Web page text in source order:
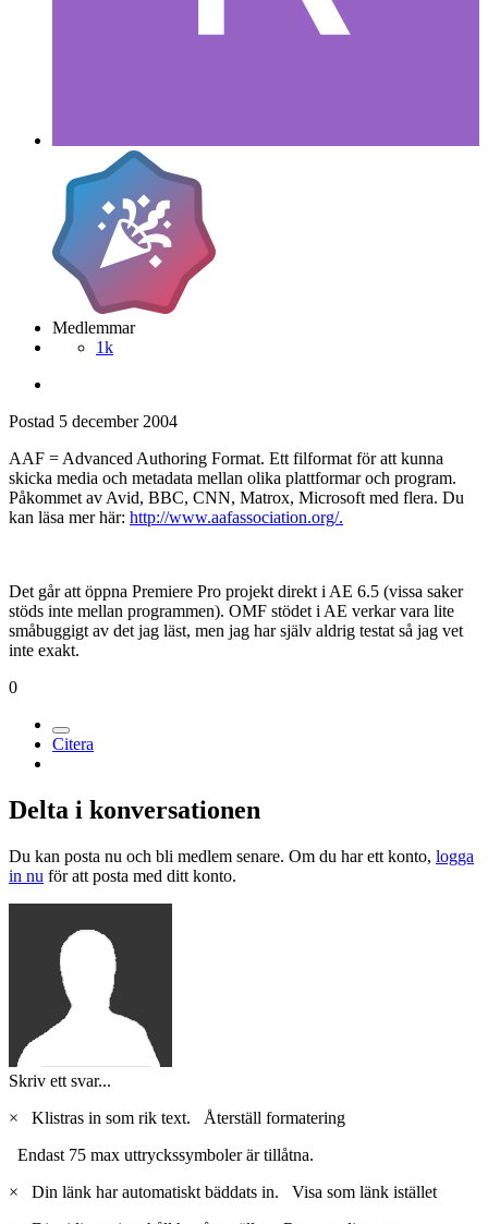
Medlemmar
1k
Postad 5 december 2004
AAF = Advanced Authoring Format. Ett filformat för att kunna
skicka media och metadata mellan olika plattformar och program.
Påkommet av Avid, BBC, CNN, Matrox, Microsoft med flera. Du
kan läsa mer här: http://www.aafassociation.org/.
Det går att öppna Premiere Pro projekt direkt i AE 6.5 (vissa saker
stöds inte mellan programmen). OMF stödet i AE verkar vara lite
småbuggigt av det jag läst, men jag har själv aldrig testat så jag vet
inte exakt.
0
Citera
Delta i konversationen
Du kan posta nu och bli medlem senare. Om du har ett konto, logga
in nu för att posta med ditt konto.
Skriv ett svar...
×
Klistras in som rik text. Återställ formatering
Endast 75 max uttryckssymboler är tillåtna.
×
Din länk har automatiskt bäddats in. Visa som länk istället